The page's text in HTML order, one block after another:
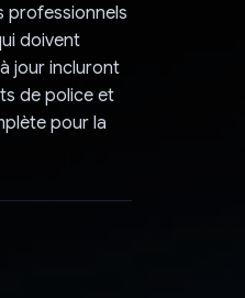
professionnels
doivent
jour incluront
de police et
pour la